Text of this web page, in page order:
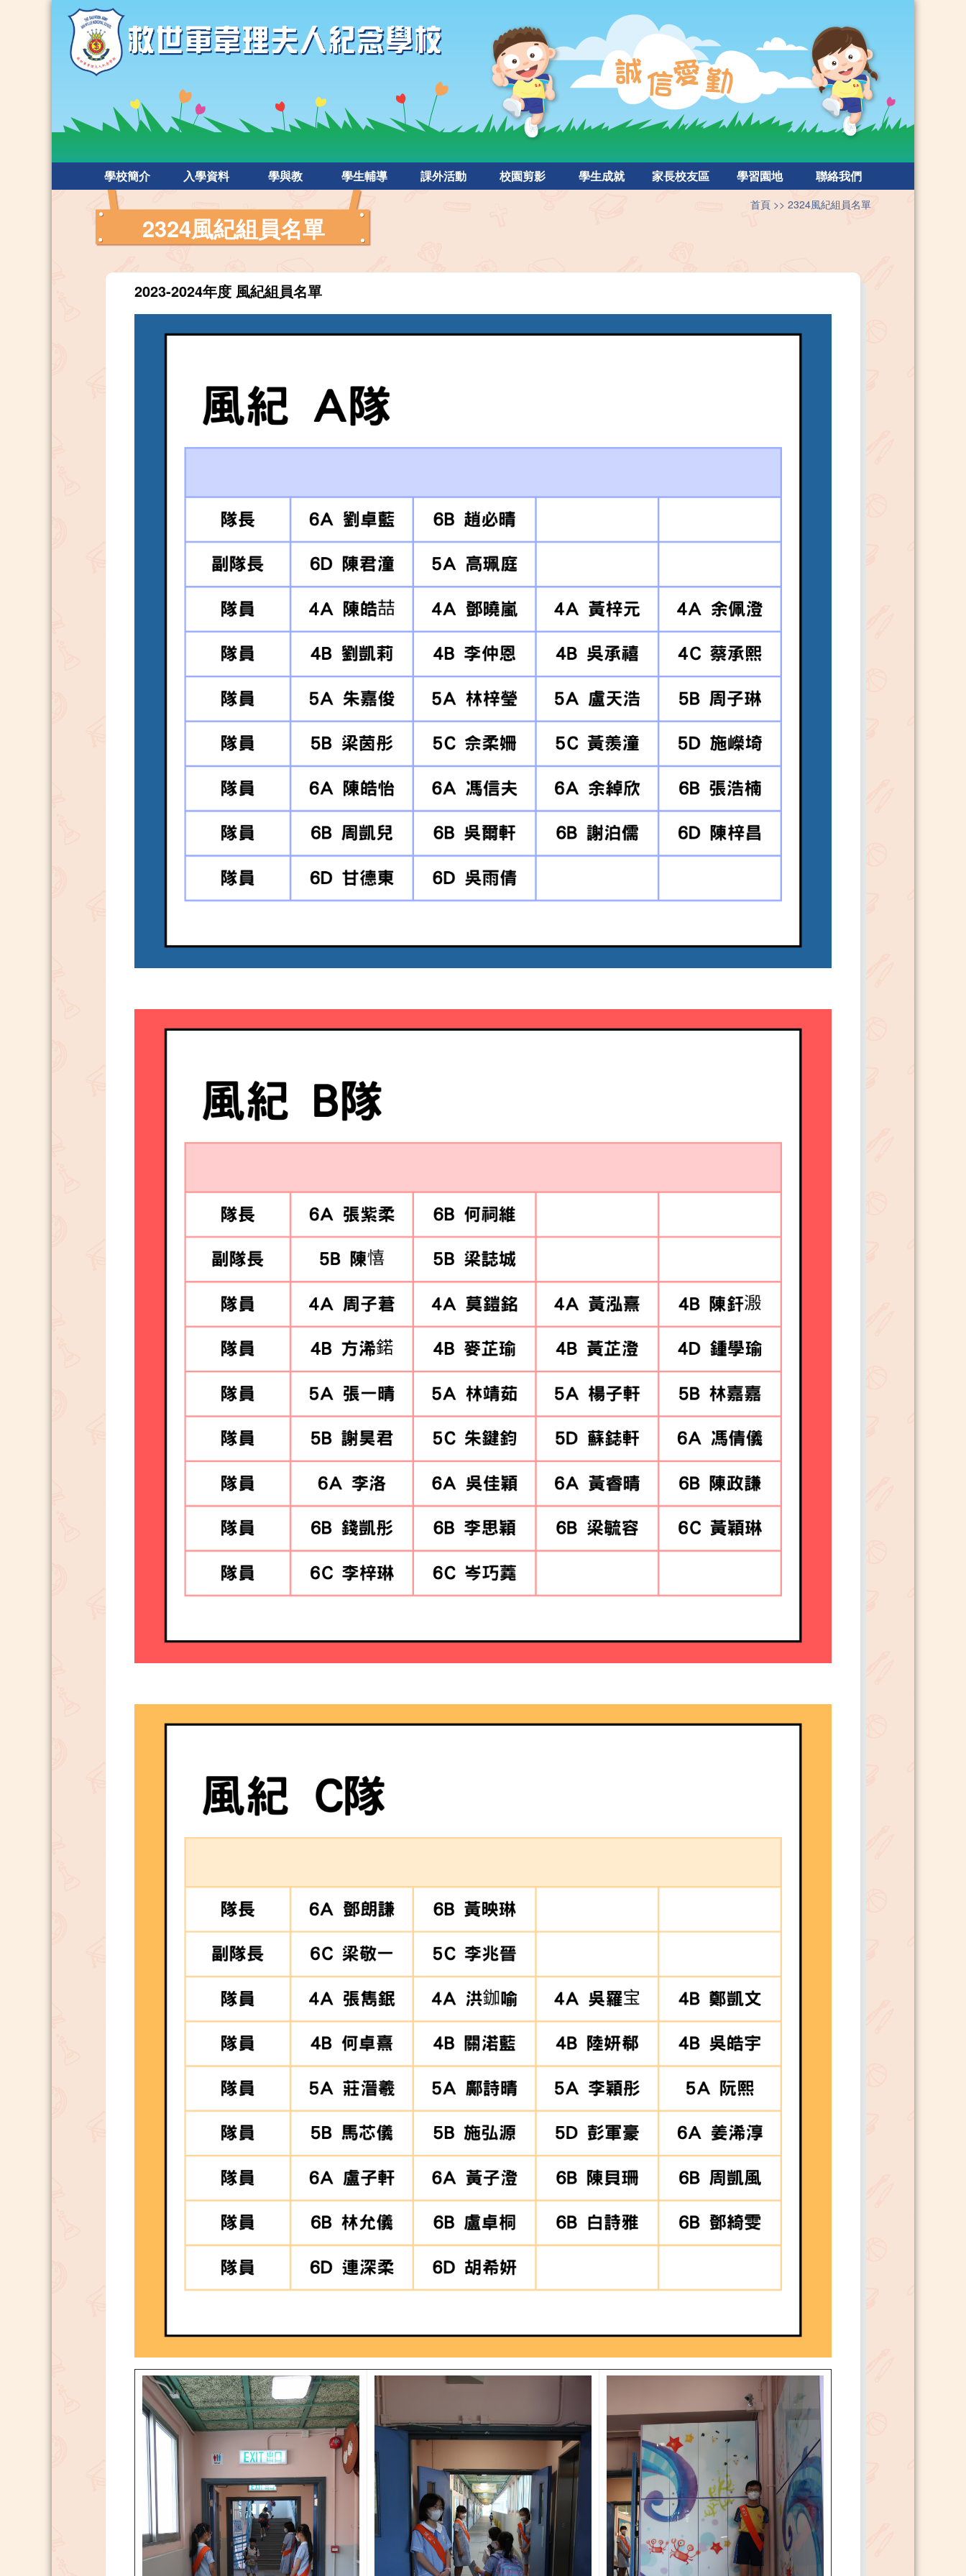
學校簡介 入學資料 學與教 學生輔導 課外活動 校園剪影 學生成就 家長校友區 學習園地 聯絡我們
2324風紀組員名單
首頁 2324風紀組員名單
2023-2024年度 風紀組員名單